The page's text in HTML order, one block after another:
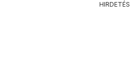
HIRDETÉS